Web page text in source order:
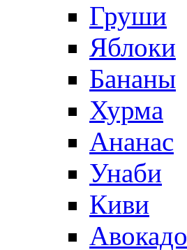
Груши
Яблоки
Бананы
Хурма
Ананас
Унаби
Киви
Авокадо